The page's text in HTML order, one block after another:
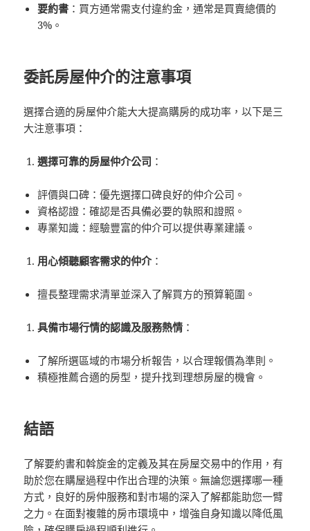
要約書 ：買方通常需支付違約金，通常是買賣總價的
3%。
委託房屋仲介的注意事項
選擇合適的房屋仲介能大大提高購房的成功率，以下是三
大注意事項：
選擇可靠的房屋仲介公司 ：
評價與口碑：優先選擇口碑良好的仲介公司。
資格認證：確認是否具備必要的執照和證照。
專業知識：經驗豐富的仲介可以提供專業建議。
用心傾聽顧客需求的仲介：
擅長整理需求清單並深入了解買方的預算範圍。
具備市場行情的認識及服務熱情 ：
了解所選區域的市場分析報告，以合理報價為準則。
積極推薦合適的房型，提升找到理想房屋的機會。
結語
了解要約書和斡旋金的定義及其在房屋交易中的作用，有
助於您在購屋過程中作出合理的決策。無論您選擇哪一種
方式，良好的房仲服務和對市場的深入了解都能助您一臂
之力。在面對複雜的房市環境中，增強自身知識以降低風